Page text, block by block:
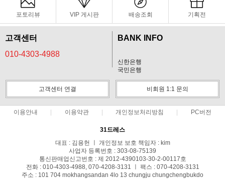
포토리뷰 VIP 게시판 배송조회 기획전
고객센터
010-4303-4988
BANK INFO
신한은행
국민은행
고객센터 연결 비회원 1:1 문의
이용안내 이용약관 개인정보처리방침 PC버전
31드레스
대표 : 김용헌 ㅣ 개인정보 보호 책임자 : kim
사업자 등록번호 : 303-08-75139
통신판매업신고번호 : 제 2012-4390103-30-2-00117호
전화 : 010-4303-4988, 070-4208-3131 ㅣ 팩스 : 070-4208-3131
주소 : 101 704 mokhangsandan 4lo 13 chungju chungchengbukdo